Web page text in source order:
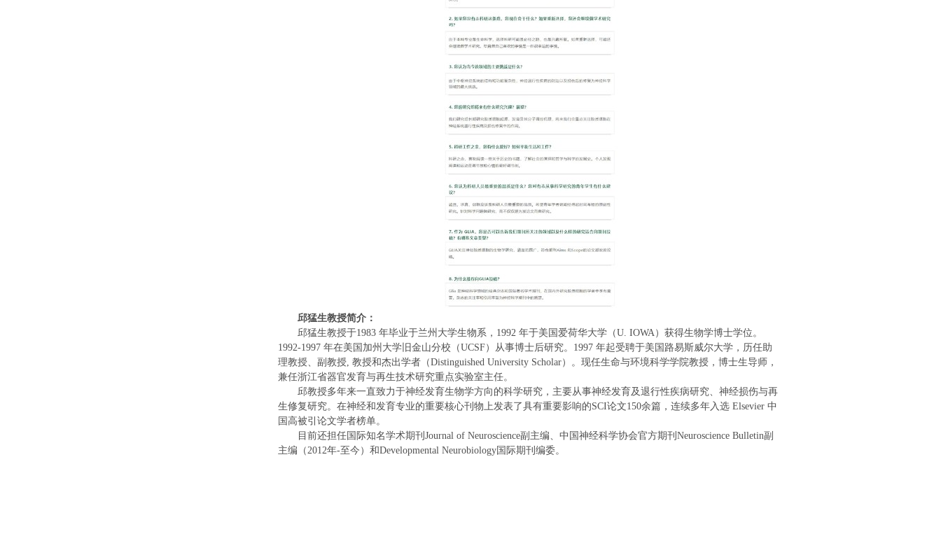
邱猛生教授简介：
邱猛生教授于1983 年毕业于兰州大学生物系， 1992 年于美国爱荷华大学（U. IOWA）获得生物学博士学位。
1992-1997 年在美国加州大学旧金山分校（UCSF）从事博士后研究。 1997 年起受聘于美国路易斯威尔大学，历任助
理教授、副教授, 教授和杰出学者（Distinguished University Scholar）。现任生命与环境科学学院教授，博士生导师，
兼任浙江省器官发育与再生技术研究重点实验室主任。
邱教授多年来一直致力于神经发育生物学方向的科学研究，主要从事神经发育及退行性疾病研究、神经损伤与再
生修复研究。在神经和发育专业的重要核心刊物上发表了具有重要影响的SCI论文150余篇，连续多年入选Elsevier 中
国高被引论文学者榜单。
目前还担任国际知名学术期刊 Journal of Neuroscience副主编、中国神经科学协会官方期刊 Neuroscience Bulletin副
主编（2012年-至今）和Developmental Neurobiology国际期刊编委。